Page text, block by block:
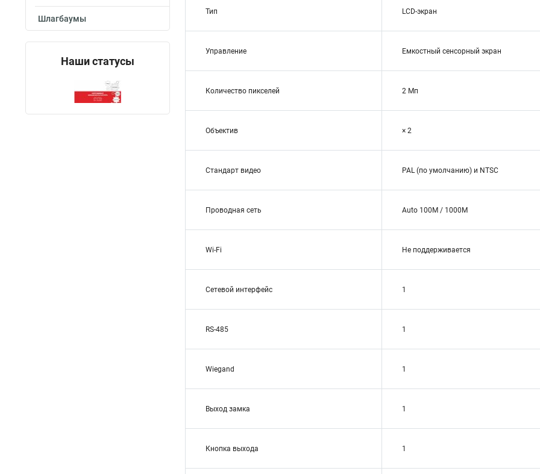
Шлагбаумы
Наши статусы
Тип LCD-экран
Управление Емкостный сенсорный экран
Количество пикселей 2 Мп
Объектив × 2
Стандарт видео PAL (по умолчанию) и NTSC
Проводная сеть Auto 100M / 1000M
Wi-Fi Не поддерживается
Сетевой интерфейс 1
RS-485 1
Wiegand 1
Выход замка 1
Кнопка выхода 1